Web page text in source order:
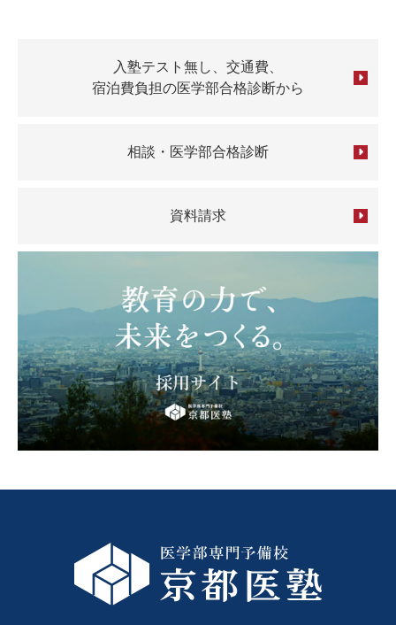
入塾テスト無し、交通費、
宿泊費負担の医学部合格診断から
相談・医学部合格診断
資料請求